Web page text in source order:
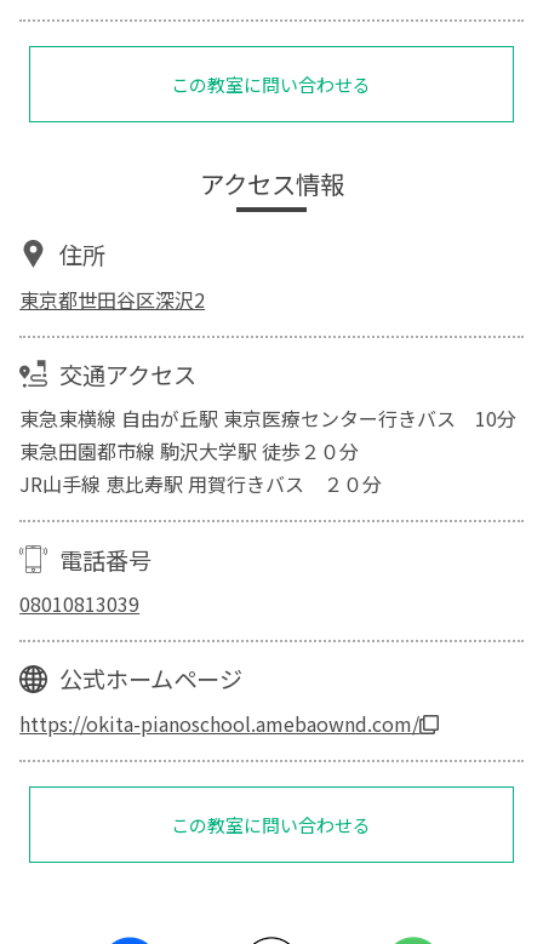
この教室に問い合わせる
アクセス情報
住所
東京都世田谷区深沢2
交通アクセス
東急東横線 自由が丘駅 東京医療センター行きバス 10分
東急田園都市線 駒沢大学駅 徒歩２０分
JR山手線 恵比寿駅 用賀行きバス ２０分
電話番号
08010813039
公式ホームページ
https://okita-pianoschool.amebaownd.com/
この教室に問い合わせる